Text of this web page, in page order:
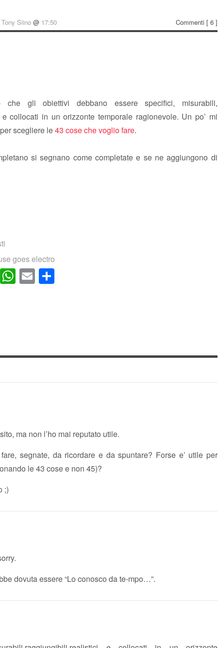
Tony Siino @ 17:50 Commenti [ 6 ]
che gli obiettivi debbano essere specifici, misurabili,
collocati in un orizzonte temporale ragionevole. Un po’ mi
scegliere le43 cose che voglio fare.
si segnano come completate e se ne aggiungono di
goes electro
Messenger
WhatsApp
Email
ma non l’ho mai reputato utile.
segnate, da ricordare e da spuntare? Forse e’ utile per
le 43 cose e non 45)?
;)
dovuta essere “Lo conosco da te-mpo…”.